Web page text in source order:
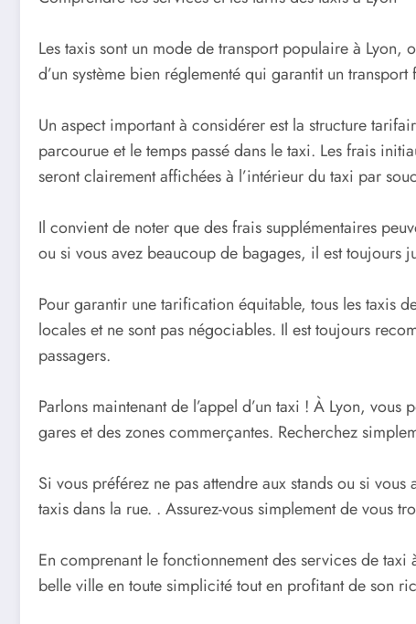
Les taxis sont un mode de transport populaire à
d’un système bien réglementé qui garantit un
Un aspect important à considérer est la structure
parcourue et le temps passé dans le taxi. Les frais
seront clairement affichées à l’intérieur du taxi par
Il convient de noter que des frais supplémentaires
ou si vous avez beaucoup de bagages, il est toujours
Pour garantir une tarification équitable, tous les taxis
locales et ne sont pas négociables. Il est toujours
passagers.
Parlons maintenant de l’appel d’un taxi ! À Lyon,
gares et des zones commerçantes. Recherchez
Si vous préférez ne pas attendre aux stands ou si
taxis dans la rue. . Assurez-vous simplement de vous
En comprenant le fonctionnement des services de
belle ville en toute simplicité tout en profitant de son